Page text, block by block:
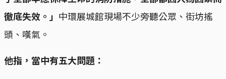
徹底失效。」 中環展城館現場不少旁聽公眾、街坊搖
頭、嘆氣。
他指，當中有五大問題：